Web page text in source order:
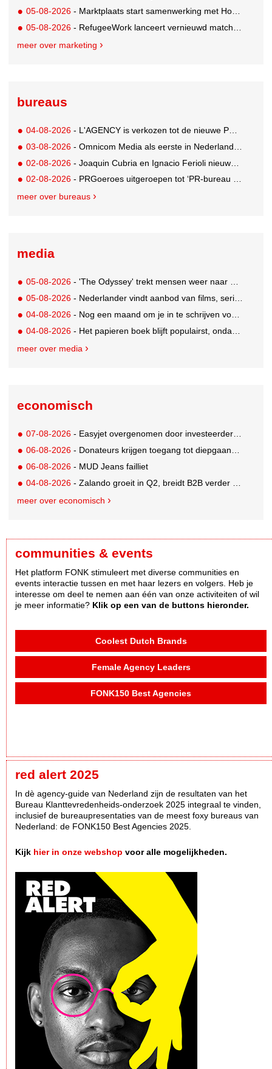
05-08-2026 - Marktplaats start samenwerking met House of Cars
05-08-2026 - RefugeeWork lanceert vernieuwd matchingplatform voor nieuwkomers en werkgevers
meer over marketing
bureaus
04-08-2026 - L'AGENCY is verkozen tot de nieuwe PR-partner van KoRo
03-08-2026 - Omnicom Media als eerste in Nederland actief met advertenties in ChatGPT
02-08-2026 - Joaquin Cubria en Ignacio Ferioli nieuwe Global CCO’s GUT, Renata Neumann Global Head of Production
02-08-2026 - PRGoeroes uitgeroepen tot ‘PR-bureau van het jaar 2026’
meer over bureaus
media
05-08-2026 - 'The Odyssey' trekt mensen weer naar de bioscoop
05-08-2026 - Nederlander vindt aanbod van films, series en sport vaak versnipperd
04-08-2026 - Nog een maand om je in te schrijven voor de Mercurs 2026
04-08-2026 - Het papieren boek blijft populairst, ondanks digitale alternatieven
meer over media
economisch
07-08-2026 - Easyjet overgenomen door investeerder Apollo
06-08-2026 - Donateurs krijgen toegang tot diepgaandere informatie over goede doelen
06-08-2026 - MUD Jeans failliet
04-08-2026 - Zalando groeit in Q2, breidt B2B verder uit en innoveert met AI
meer over economisch
communities & events
Het platform FONK stimuleert met diverse communities en
events interactie tussen en met haar lezers en volgers. Heb je
interesse om deel te nemen aan één van onze activiteiten of wil
je meer informatie? Klik op een van de buttons hieronder.
Coolest Dutch Brands
Female Agency Leaders
FONK150 Best Agencies
red alert 2025
In dè agency-guide van Nederland zijn de resultaten van het
Bureau Klanttevredenheids-onderzoek 2025 integraal te vinden,
inclusief de bureaupresentaties van de meest foxy bureaus van
Nederland: de FONK150 Best Agencies 2025.
Kijk hier in onze webshop voor alle mogelijkheden.